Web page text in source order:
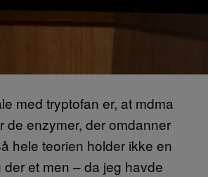
med tryptofan er, at mdma
de enzymer, der omdanner
hele teorien holder ikke en
et men – da jeg havde